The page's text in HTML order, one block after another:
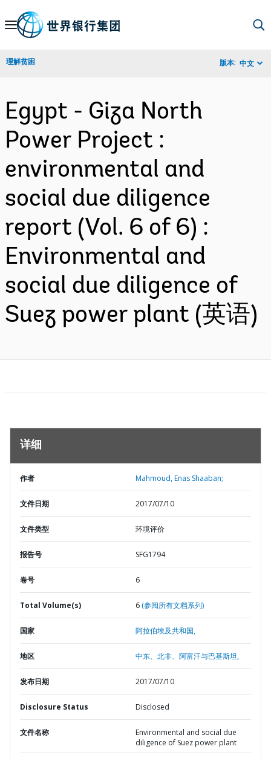
Skip
Navigation
理解贫困 版本: 中文
Egypt - Giza North
Power Project :
environmental and
social due diligence
report (Vol. 6 of 6) :
Environmental and
social due diligence of
Suez power plant (英语)
详细
作者 Mahmoud, Enas Shaaban;
文件日期 2017/07/10
文件类型 环境评价
报告号 SFG1794
卷号 6
Total Volume(s) 6 (参阅所有文档系列)
国家 阿拉伯埃及共和国,
地区 中东、北非、阿富汗与巴基斯坦,
发布日期 2017/07/10
Disclosure Status Disclosed
文件名称
Environmental and social due
diligence of Suez power plant